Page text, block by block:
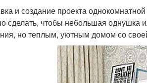
и создание проекта
сделать, чтобы небольшая однушка
но теплым, уютным домом со